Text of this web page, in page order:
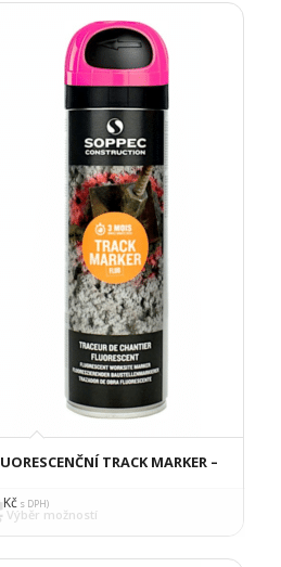
TRACK MARKER –
Kčs DPH)
Výběr možností